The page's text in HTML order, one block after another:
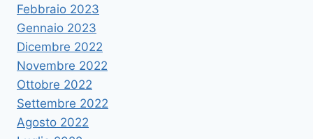
Febbraio 2023
Gennaio 2023
Dicembre 2022
Novembre 2022
Ottobre 2022
Settembre 2022
Agosto 2022